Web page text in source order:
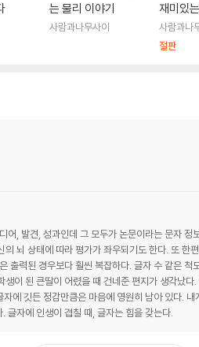
는 물리 이야기
사람과나무사이
재미있
사람과나
절판
, 발견, 성과인데 그 모두가 논문이라는 문자
뇌 상태에 따라 평가가 좌우되기도 한다. 또
출력된 경우보다 훨씬 복잡하다. 글자 수 같은
이 된 큰딸이 어렸을 때 건네준 편지가 생각났
에 깃든 정감만큼은 마음에 영원히 남아 있다.
글자에 인생이 겹칠 때, 글자는 힘을 갖는다.